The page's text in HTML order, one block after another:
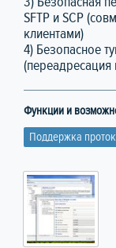
SFTP и SCP
клиентами)
4) Безопасное
(переадресация
Функции и
Поддержка